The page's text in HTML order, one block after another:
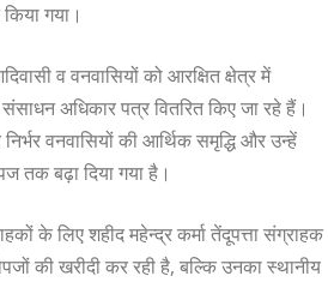
गया।
व वनवासियों को आरक्षित क्षेत्र में
अधिकार पत्र वितरित किए जा रहे हैं।
वनवासियों की आर्थिक समृद्धि और उन्हें
तक बढ़ा दिया गया है।
के लिए शहीद महेन्द्र कर्मा तेंदूपत्ता संग्राहक
की खरीदी कर रही है, बल्कि उनका स्थानीय